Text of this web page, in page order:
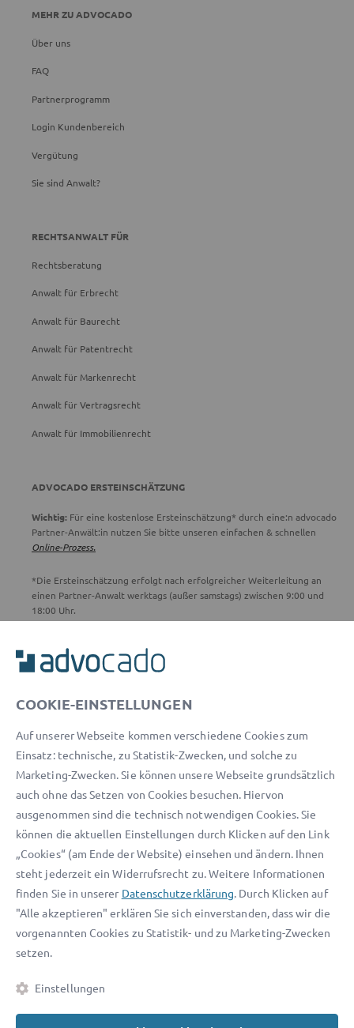
MEHR ZU ADVOCADO
Über uns
FAQ
Partnerprogramm
Login Kundenbereich
Vergütung
Sie sind Anwalt?
RECHTSANWALT FÜR
Rechtsberatung
Anwalt für Erbrecht
Anwalt für Baurecht
Anwalt für Patentrecht
Anwalt für Markenrecht
Anwalt für Vertragsrecht
Anwalt für Immobilienrecht
ADVOCADO ERSTEINSCHÄTZUNG
Wichtig: Für eine kostenlose Ersteinschätzung* durch eine:n advocado
Partner-Anwält:in nutzen Sie bitte unseren einfachen & schnellen
Online-Prozess.
*Die Ersteinschätzung erfolgt nach erfolgreicher Weiterleitung an
einen Partner-Anwalt werktags (außer samstags) zwischen 9:00 und
18:00 Uhr.
ADVOCADO SERVICE
E-Mail:service@advocado.com
© 2026 advocado - einfach online den passenden Rechtsanwalt finden
Auszeichnungen:
COOKIE-EINSTELLUNGEN
Auf unserer Webseite kommen verschiedene Cookies zum
Einsatz: technische, zu Statistik-Zwecken, und solche zu
Marketing-Zwecken. Sie können unsere Webseite grundsätzlich
auch ohne das Setzen von Cookies besuchen. Hiervon
ausgenommen sind die technisch notwendigen Cookies. Sie
können die aktuellen Einstellungen durch Klicken auf den Link
„Cookies“ (am Ende der Website) einsehen und ändern. Ihnen
steht jederzeit ein Widerrufsrecht zu. Weitere Informationen
finden Sie in unserer Datenschutzerklärung. Durch Klicken auf
"Alle akzeptieren" erklären Sie sich einverstanden, dass wir die
vorgenannten Cookies zu Statistik- und zu Marketing-Zwecken
setzen.
Einstellungen